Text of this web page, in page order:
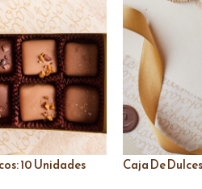
10 Unidades
Caja De